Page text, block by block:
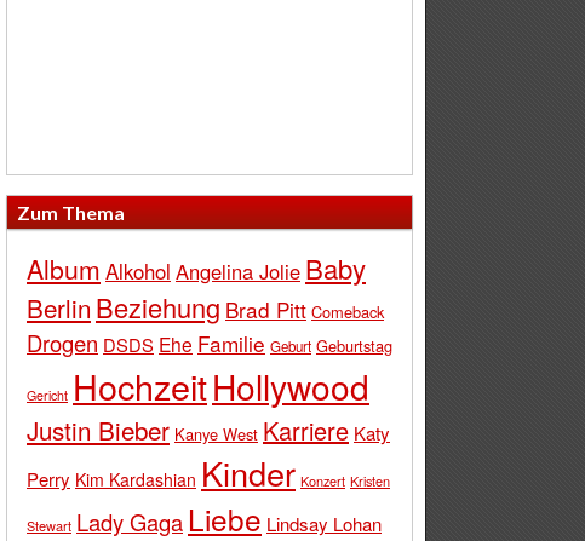
Zum Thema
Album Alkohol Angelina Jolie Baby
Berlin Beziehung Brad Pitt Comeback
Drogen DSDS Ehe Familie Geburt Geburtstag
Gericht HochzeitHollywood
Justin Bieber Kanye West Karriere Katy
Perry Kim Kardashian Kinder Konzert Kristen
Stewart Lady Gaga Liebe Lindsay Lohan